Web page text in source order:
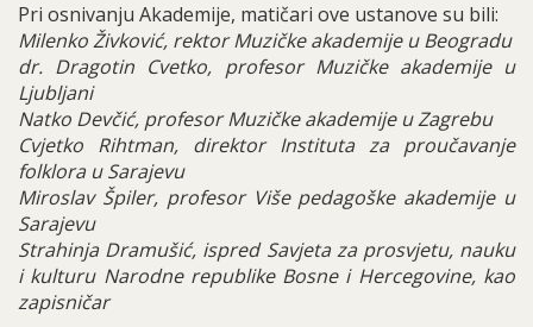
Pri osnivanju Akademije, matičari ove ustanove su bili:
Milenko Živković, rektor Muzičke akademije u Beogradu
dr. Dragotin Cvetko, profesor Muzičke akademije u
Ljubljani
Natko Devčić, profesor Muzičke akademije u Zagrebu
Cvjetko Rihtman, direktor Instituta za proučavanje
folklora u Sarajevu
Miroslav Špiler, profesor Više pedagoške akademije u
Sarajevu
Strahinja Dramušić, ispred Savjeta za prosvjetu, nauku
i kulturu Narodne republike Bosne i Hercegovine, kao
zapisničar